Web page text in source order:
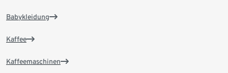
Babykleidung
Kaffee
Kaffeemaschinen